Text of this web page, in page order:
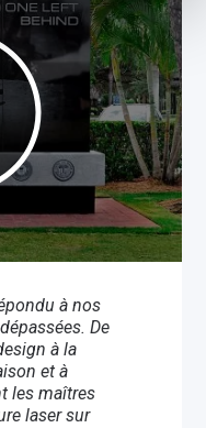
à nos
De
à la
et à
les maîtres
laser sur